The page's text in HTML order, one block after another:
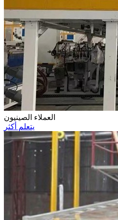
العملاء الصينيون
يتعلم أكثر